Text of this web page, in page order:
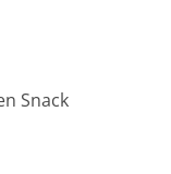
Snack